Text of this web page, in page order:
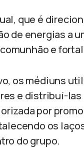
que é
de energias a
e
os médiuns
e distribuí-
por
os
do grupo.